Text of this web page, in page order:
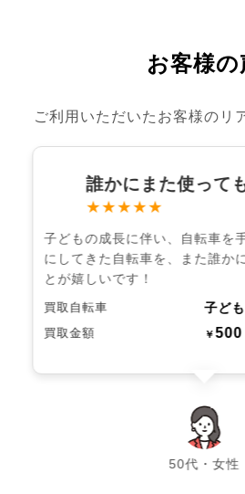
お客様の
ご利用いただいたお客様のリ
誰かにまた使って
★★★★★
子どもの成長に伴い、自転車を
にしてきた自転車を、また誰か
とが嬉しいです！
買取自転車 子ど
買取金額 ￥500
50代・女性
chevron_left chevron_right